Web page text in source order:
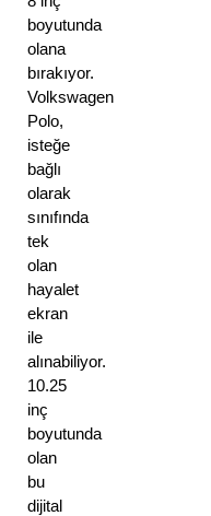
boyutunda
olana
bırakıyor.
Volkswagen
Polo,
isteğe
bağlı
olarak
sınıfında
tek
olan
hayalet
ekran
ile
alınabiliyor.
10.25
inç
boyutunda
olan
bu
dijital